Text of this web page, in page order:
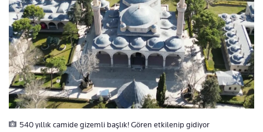
540 yıllık camide gizemli başlık! Gören etkilenip gidiyor